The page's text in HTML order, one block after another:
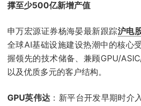
撑至少500亿新增产值
申万宏源证券杨海晏最新跟踪沪电
全球AI基础设施建设热潮中的核心
握领先的技术储备、兼顾GPU/
以及优质多元的客户结构。
GPU英伟达 ：新平台开发早期时介